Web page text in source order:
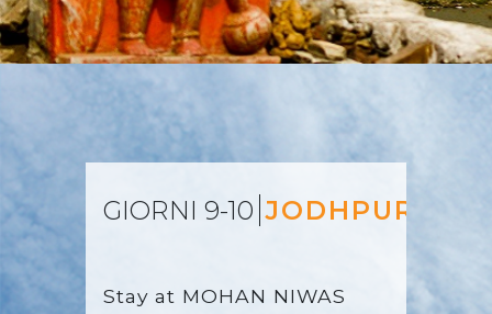
GIORNI 9-10 JODHPUR
Stay at MOHAN NIWAS